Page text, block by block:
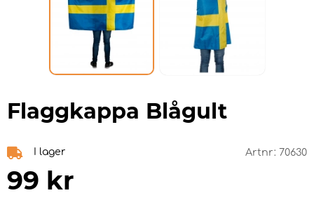
Flaggkappa Blågult
I lager Artnr: 70630
99 kr